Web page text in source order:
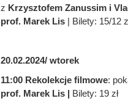
z Krzysztofem Zanussim i
prof. Marek Lis | Bilety: 15/12
20.02.2024/ wtorek
11:00 Rekolekcje filmowe:
prof. Marek Lis | Bilety: 19 zł